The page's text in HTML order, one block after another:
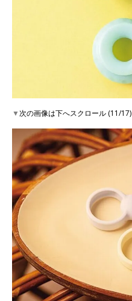
▼次の画像は下へスクロール (11/17)